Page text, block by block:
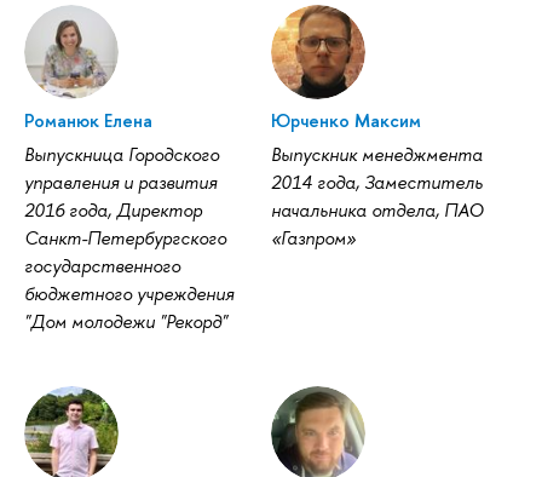
Романюк Елена
Выпускница Городского
управления и развития
2016 года, Директор
Санкт-Петербургского
государственного
бюджетного учреждения
"Дом молодежи "Рекорд"
Юрченко Максим
Выпускник менеджмента
2014 года, Заместитель
начальника отдела, ПАО
«Газпром»